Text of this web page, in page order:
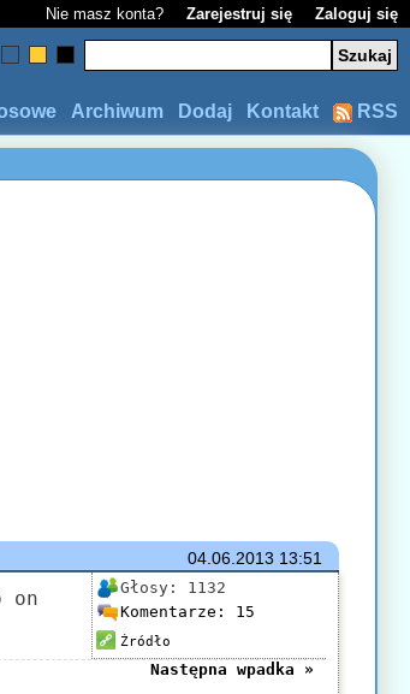
Nie masz konta? Zarejestruj się Zaloguj się
RSS
Kontakt
Dodaj
Archiwum
04.06.2013 13:51
Głosy: 1132
Komentarze: 15
Źródło
on
Następna wpadka »